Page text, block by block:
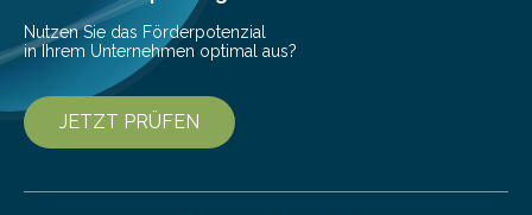
Nutzen Sie das Förderpotenzial
in Ihrem Unternehmen optimal aus?
JETZT PRÜFEN